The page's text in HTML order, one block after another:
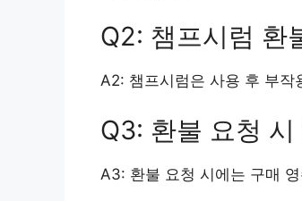
Q2: 챔프시럼 환
A2: 챔프시럼은 사용 후 부작
Q3: 환불 요청
A3: 환불 요청 시에는 구매